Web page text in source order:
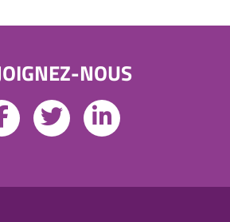
NOUS